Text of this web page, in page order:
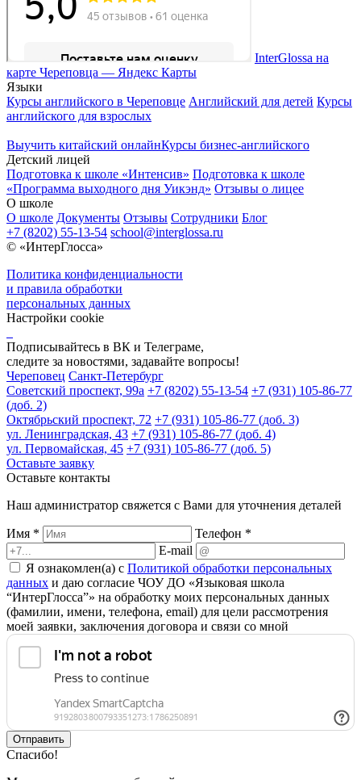
InterGlossa на
карте Череповца — Яндекс Карты
Языки
Курсы английского в Череповце Английский для детей Курсы
английского для взрослых
Выучить китайский онлайнКурсы бизнес-английского
Детский лицей
Подготовка к школе «Интенсив» Подготовка к школе
«Программа выходного дня Уикэнд» Отзывы о лицее
О школе
О школе Документы Отзывы Сотрудники Блог
+7 (8202) 55-13-54 school@interglossa.ru
© «ИнтерГлосса»
Политика конфиденциальности
и правила обработки
персональных данных
Настройки cookie
Подписывайтесь в ВК и Телеграме,
следите за новостями, задавайте вопросы!
Череповец Санкт-Петербург
Советский проспект, 99а +7 (8202) 55-13-54 +7 (931) 105-86-77
(доб. 2)
Октябрьский проспект, 72 +7 (931) 105-86-77 (доб. 3)
ул. Ленинградская, 43 +7 (931) 105-86-77 (доб. 4)
ул. Первомайская, 45 +7 (931) 105-86-77 (доб. 5)
Оставьте заявку
Оставьте контакты
Наш администратор свяжется с Вами для уточнения деталей
Имя *
Телефон *
E-mail
Я ознакомлен(а) с Политикой обработки персональных
данных и даю согласие ЧОУ ДО «Языковая школа
“ИнтерГлосса”» на обработку моих персональных данных
(фамилии, имени, телефона, email) для цели рассмотрения
моей заявки, заключения договора и связи со мной
Отправить
Спасибо!